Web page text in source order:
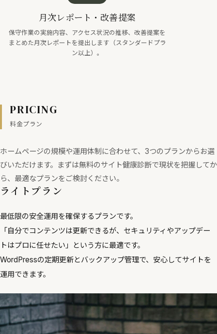
月次レポート・改善提案
保守作業の実施内容、アクセス状況の推移、改善提案を
まとめた月次レポートを提出します（スタンダードプラ
ン以上）。
PRICING
料金プラン
ホームページの規模や運用体制に合わせて、3つのプランからお選
びいただけます。まずは無料のサイト健康診断で現状を把握してか
ら、最適なプランをご検討ください。
ライトプラン
最低限の安全運用を確保するプランです。
「自分でコンテンツは更新できるが、セキュリティやアップデー
トはプロに任せたい」という方に最適です。
WordPressの定期更新とバックアップ管理で、安心してサイトを
運用できます。